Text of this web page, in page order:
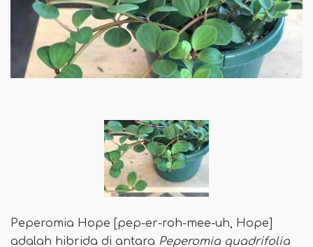
Peperomia Hope [pep-er-roh-mee-uh, Hope]
adalah hibrida di antara Peperomia quadrifolia